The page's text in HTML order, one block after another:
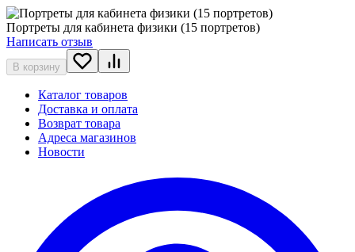
Портреты для кабинета физики (15 портретов)
Написать отзыв
В корзину
Каталог товаров
Доставка и оплата
Возврат товара
Адреса магазинов
Новости